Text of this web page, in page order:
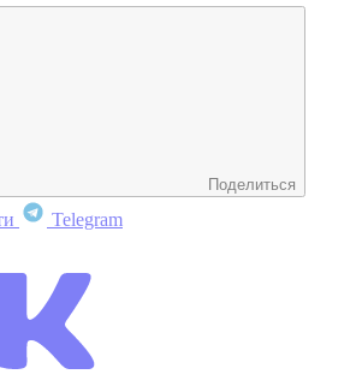
Поделиться
Telegram